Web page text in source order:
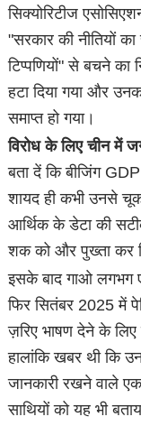
सिक्योरिटीज
"सरकार की नीतियों
टिप्पणियों" से बचने का
हटा दिया गया और
समाप्त हो गया।
विरोध के लिए चीन में
बता दें कि बीजिंग
शायद ही कभी उनसे
आर्थिक के डेटा की
शक को और पुख्ता कर
इसके बाद गाओ लगभग
फिर सितंबर 2025 में
ज़रिए भाषण देने के
हालांकि खबर थी कि
जानकारी रखने वाले
साथियों को यह भी